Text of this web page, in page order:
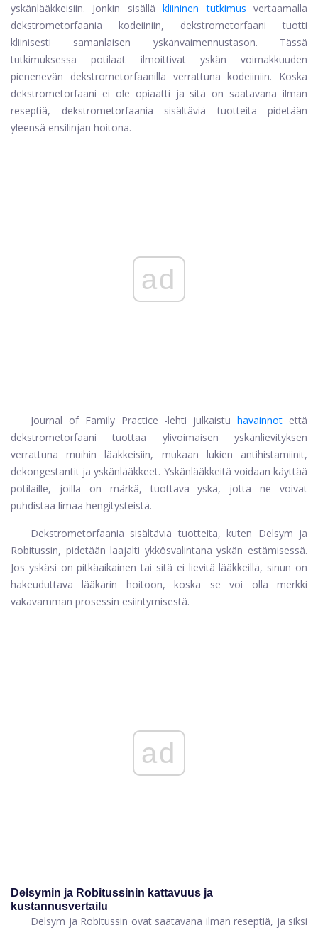
yskänlääkkeisiin. Jonkin sisälläkliininen tutkimus vertaamalla
dekstrometorfaania kodeiiniin, dekstrometorfaani tuotti
kliinisesti samanlaisen yskänvaimennustason. Tässä
tutkimuksessa potilaat ilmoittivat yskän voimakkuuden
pienenevän dekstrometorfaanilla verrattuna kodeiiniin. Koska
dekstrometorfaani ei ole opiaatti ja sitä on saatavana ilman
reseptiä, dekstrometorfaania sisältäviä tuotteita pidetään
yleensä ensilinjan hoitona.
ad
Journal of Family Practice -lehti julkaistuhavainnot että
dekstrometorfaani tuottaa ylivoimaisen yskänlievityksen
verrattuna muihin lääkkeisiin, mukaan lukien antihistamiinit,
dekongestantit ja yskänlääkkeet. Yskänlääkkeitä voidaan käyttää
potilaille, joilla on märkä, tuottava yskä, jotta ne voivat
puhdistaa limaa hengitysteistä.
Dekstrometorfaania sisältäviä tuotteita, kuten Delsym ja
Robitussin, pidetään laajalti ykkösvalintana yskän estämisessä.
Jos yskäsi on pitkäaikainen tai sitä ei lievitä lääkkeillä, sinun on
hakeuduttava lääkärin hoitoon, koska se voi olla merkki
vakavamman prosessin esiintymisestä.
ad
Delsymin ja Robitussinin kattavuus ja
kustannusvertailu
Delsym ja Robitussin ovat saatavana ilman reseptiä, ja siksi